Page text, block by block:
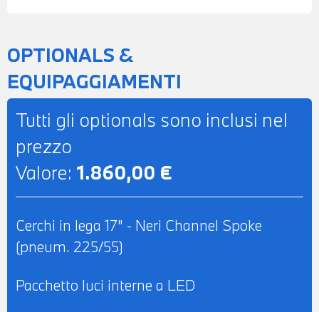
OPTIONALS &
EQUIPAGGIAMENTI
Tutti gli optionals sono inclusi nel
prezzo
Valore: 1.860,00 €
Cerchi in lega 17" - Neri Channel Spoke
(pneum. 225/55)
Pacchetto luci interne a LED